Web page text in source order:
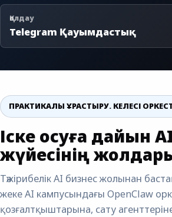
Қолдау
Telegram Қауымдастық
ПРАКТИКАЛЫҚ ҚҰРАСТЫРУ. КЕЛЕСІ
Іске қосуға дайын
жүйесінің
Тәжірибелік AI бизнес жолынан
жеке AI кампусындағы OpenClaw
қозғалтқыштарына, сату